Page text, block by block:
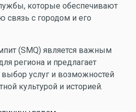
которые обеспечивают
связь с городом и его
(SMQ) является важным
региона и предлагает
услуг и возможностей
культурой и историей.